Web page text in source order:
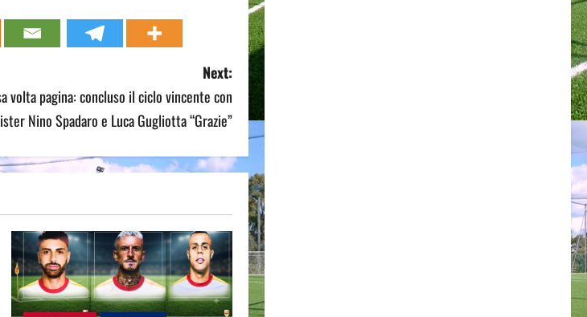
Next:
volta pagina: concluso il ciclo vincente con
Nino Spadaro e Luca Gugliotta “Grazie”